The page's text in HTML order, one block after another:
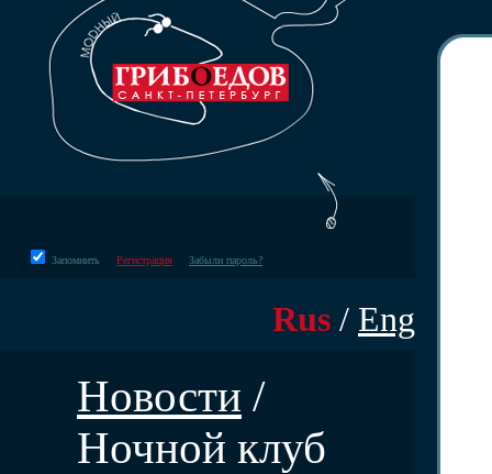
Запомнить Регистрация Забыли пароль?
Rus / Eng
Новости /
Ночной клуб